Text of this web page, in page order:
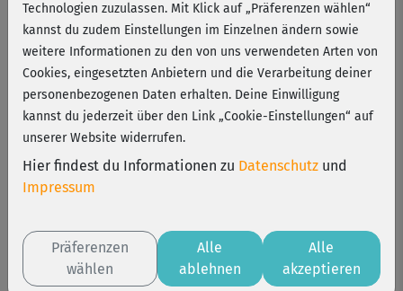
Gewicht reduzieren ohne Frust? Na klar – mit den Figur-
und Fitness-Coaches Nina Bacher und Ewi Gorbulenko! Mit
ihrem Programm kannst du gezielt Fett verbrennen und
deinen Körper formen & straffen, während du gleichzeitig
Muskeln und Kraft aufbaust. Und das Beste: Es macht
sogar richtig viel Spaß, denn Motivation wird bei Nina und
Ewi ganz groß geschrieben! Dazu gibt’s einfache
Ernährungstipps und alltagstaugliche Tricks, mit denen du
gesund abnehmen und deine Erfolge auch langfristig
8 Wochen 1-2 Std./Wo Level 1-2
Technologien zuzulassen. Mit Klick auf „Präferenzen wählen“
kannst du zudem Einstellungen im Einzelnen ändern sowie
weitere Informationen zu den von uns verwendeten Arten von
Cookies, eingesetzten Anbietern und die Verarbeitung deiner
personenbezogenen Daten erhalten. Deine Einwilligung
kannst du jederzeit über den Link „Cookie-Einstellungen“ auf
unserer Website widerrufen.
Hier findest du Informationen zu Datenschutz und
Impressum
Präferenzen
wählen
Alle
ablehnen
Alle
akzeptieren